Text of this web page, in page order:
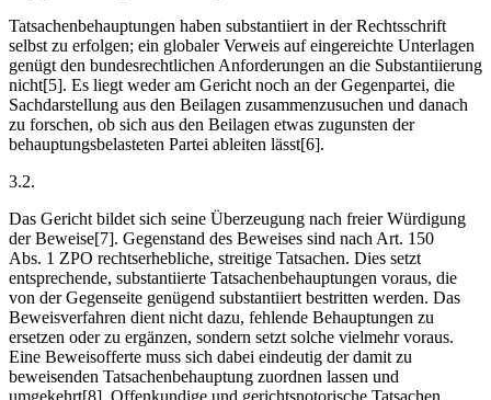
Tatsachenbehauptungen haben substantiiert in der Rechtsschrift
selbst zu erfolgen; ein globaler Verweis auf eingereichte Unterlagen
genügt den bundesrechtlichen Anforderungen an die Substantiierung
nicht[5]. Es liegt weder am Gericht noch an der Gegenpartei, die
Sachdarstellung aus den Beilagen zusammenzusuchen und danach
zu forschen, ob sich aus den Beilagen etwas zugunsten der
behauptungsbelasteten Partei ableiten lässt[6].
3.2.
Das Gericht bildet sich seine Überzeugung nach freier Würdigung
der Beweise[7]. Gegenstand des Beweises sind nach Art. 150
Abs. 1 ZPO rechtserhebliche, streitige Tatsachen. Dies setzt
entsprechende, substantiierte Tatsachenbehauptungen voraus, die
von der Gegenseite genügend substantiiert bestritten werden. Das
Beweisverfahren dient nicht dazu, fehlende Behauptungen zu
ersetzen oder zu ergänzen, sondern setzt solche vielmehr voraus.
Eine Beweisofferte muss sich dabei eindeutig der damit zu
beweisenden Tatsachenbehauptung zuordnen lassen und